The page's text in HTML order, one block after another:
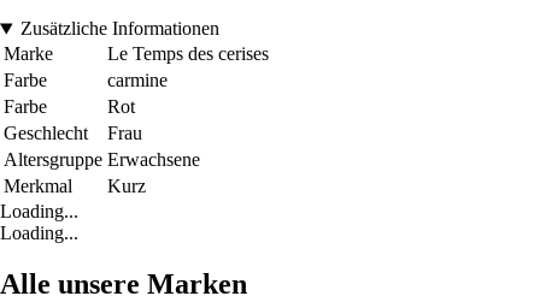
Zusätzliche Informationen
Marke
Le Temps des cerises
Farbe
carmine
Farbe
Rot
Geschlecht
Frau
Altersgruppe Erwachsene
Merkmal
Kurz
Loading...
Loading...
Alle unsere Marken